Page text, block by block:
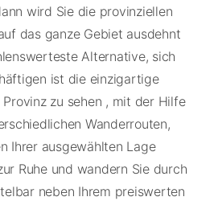
wird Sie die provinziellen
das ganze Gebiet ausdehnt
Alternative, sich
ist die einzigartige
zu sehen , mit der Hilfe
Wanderrouten,
Ihrer ausgewählten Lage
Ruhe und wandern Sie durch
neben Ihrem preiswerten